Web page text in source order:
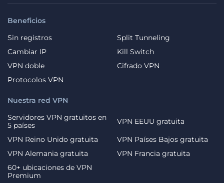
Beneficios
Sin registros
Split Tunneling
Cambiar IP
Kill Switch
VPN doble
Cifrado VPN
Protocolos VPN
Nuestra red VPN
Servidores VPN gratuitos en
5 países
VPN EEUU gratuita
VPN Reino Unido gratuita
VPN Países Bajos gratuita
VPN Alemania gratuita
VPN Francia gratuita
60+ ubicaciones de VPN
Premium